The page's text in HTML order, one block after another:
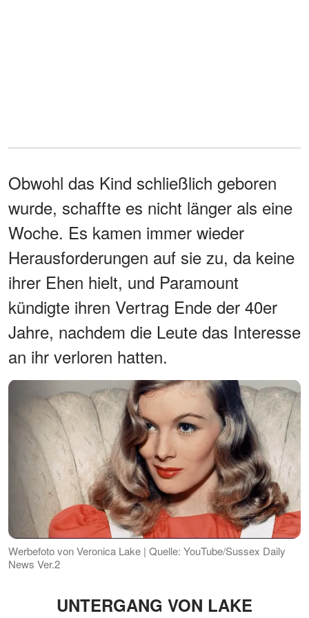
Obwohl das Kind schließlich geboren
wurde, schaffte es nicht länger als eine
Woche. Es kamen immer wieder
Herausforderungen auf sie zu, da keine
ihrer Ehen hielt, und Paramount
kündigte ihren Vertrag Ende der 40er
Jahre, nachdem die Leute das Interesse
an ihr verloren hatten.
Werbefoto von Veronica Lake | Quelle: YouTube/Sussex Daily
News Ver.2
UNTERGANG VON LAKE